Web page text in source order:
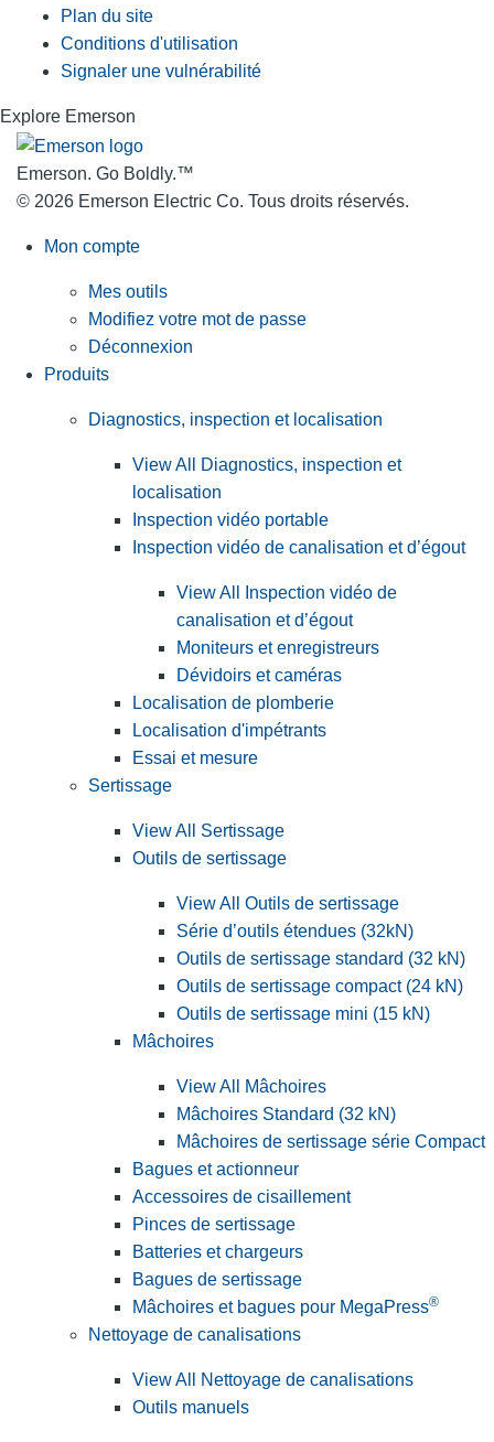
Plan du site
Conditions d'utilisation
Signaler une vulnérabilité
Explore Emerson
Emerson. Go Boldly.™
© 2026 Emerson Electric Co. Tous droits réservés.
Mon compte
Mes outils
Modifiez votre mot de passe
Déconnexion
Produits
Diagnostics, inspection et localisation
View All Diagnostics, inspection et
localisation
Inspection vidéo portable
Inspection vidéo de canalisation et d’égout
View All Inspection vidéo de
canalisation et d’égout
Moniteurs et enregistreurs
Dévidoirs et caméras
Localisation de plomberie
Localisation d'impétrants
Essai et mesure
Sertissage
View All Sertissage
Outils de sertissage
View All Outils de sertissage
Série d’outils étendues (32kN)
Outils de sertissage standard (32 kN)
Outils de sertissage compact (24 kN)
Outils de sertissage mini (15 kN)
Mâchoires
View All Mâchoires
Mâchoires Standard (32 kN)
Mâchoires de sertissage série Compact
Bagues et actionneur
Accessoires de cisaillement
Pinces de sertissage
Batteries et chargeurs
Bagues de sertissage
Mâchoires et bagues pour MegaPress®
Nettoyage de canalisations
View All Nettoyage de canalisations
Outils manuels